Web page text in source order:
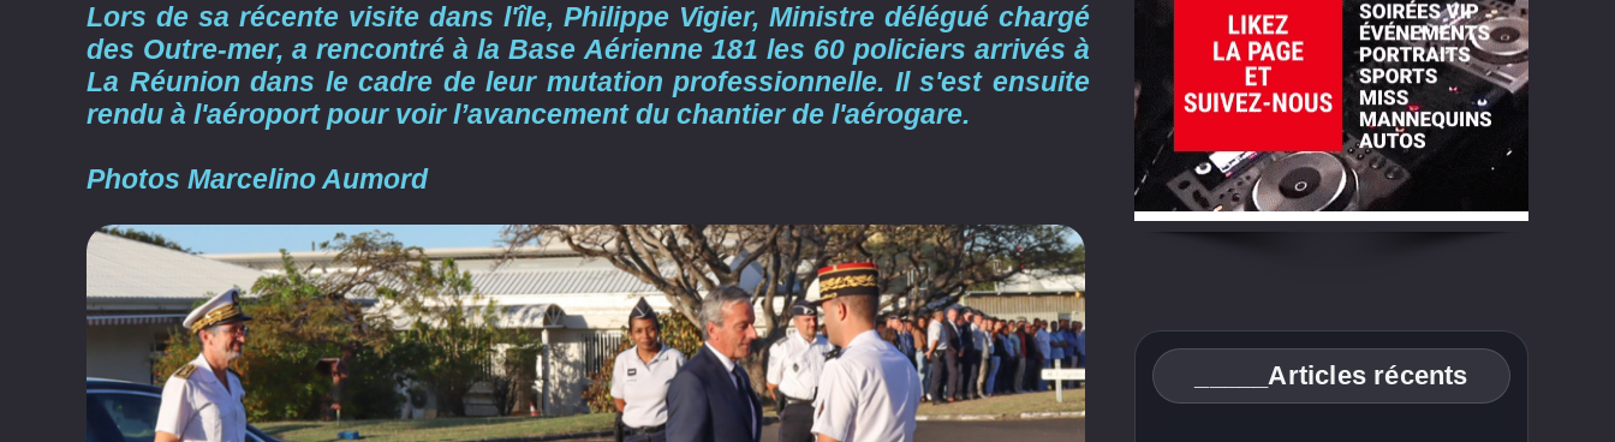
Lors de sa récente visite dans l'île, Philippe Vigier, Ministre délégué chargé
des Outre-mer, a rencontré à la Base Aérienne 181 les 60 policiers arrivés à
La Réunion dans le cadre de leur mutation professionnelle. Il s'est ensuite
rendu à l'aéroport pour voir l’avancement du chantier de l'aérogare.
Photos Marcelino Aumord
_____Articles récents